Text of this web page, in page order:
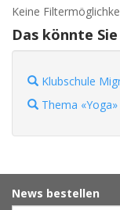
Keine
Das könnte
Klubschule
Thema «Yoga»
News bestellen